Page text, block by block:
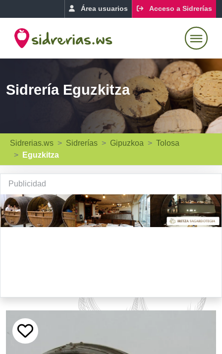
Área usuarios Acceso a Sidrerías
Sidrería Eguzkitza
Sidrerias.ws Sidrerías Gipuzkoa
Tolosa
Eguzkitza
Publicidad